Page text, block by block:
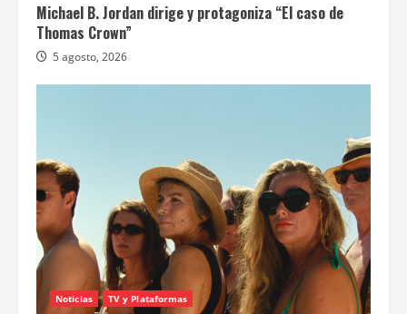
Michael B. Jordan dirige y protagoniza “El caso de
Thomas Crown”
5 agosto, 2026
Noticias TV y Plataformas